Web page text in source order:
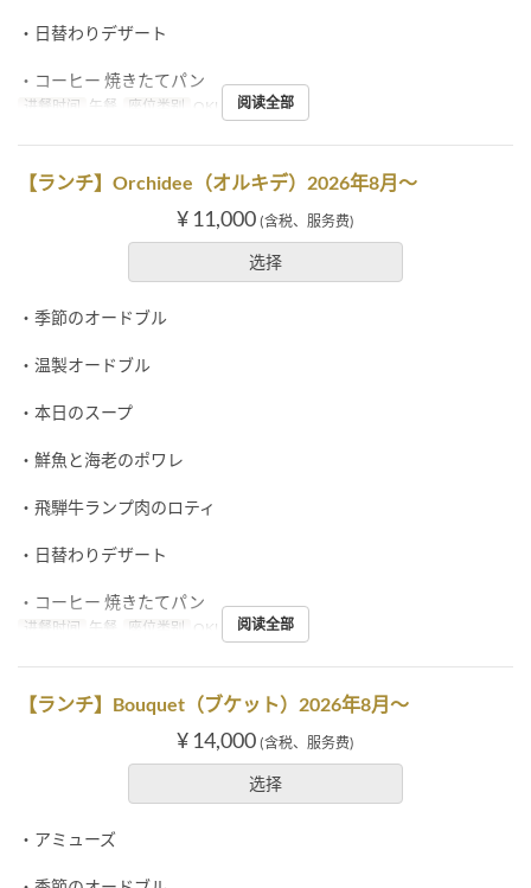
・日替わりデザート
・コーヒー 焼きたてパン
进餐时间 午餐 座位类别 OKUMURATEI
阅读全部
【ランチ】Orchidee（オルキデ）2026年8月～
¥ 11,000 (含税、服务费)
选择
・季節のオードブル
・温製オードブル
・本日のスープ
・鮮魚と海老のポワレ
・飛騨牛ランプ肉のロティ
・日替わりデザート
・コーヒー 焼きたてパン
进餐时间 午餐 座位类别 OKUMURATEI
阅读全部
【ランチ】Bouquet（ブケット）2026年8月～
¥ 14,000 (含税、服务费)
选择
・アミューズ